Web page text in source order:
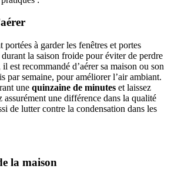
portées à garder les fenêtres et portes
la saison froide pour éviter de perdre
est recommandé d’aérer sa maison ou son
par semaine, pour améliorer l’air ambiant.
une quinzaine de minutes et laissez
une différence dans la qualité
de lutter contre la condensation dans les
la maison